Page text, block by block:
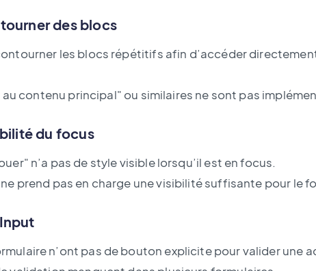
des blocs
les blocs répétitifs afin d’accéder
au contenu principal" ou similaires ne sont pas
du focus
n’a pas de style visible lorsqu’il est en focus.
ne prend pas en charge une visibilité suffisante pour le
n’ont pas de bouton explicite pour valider une